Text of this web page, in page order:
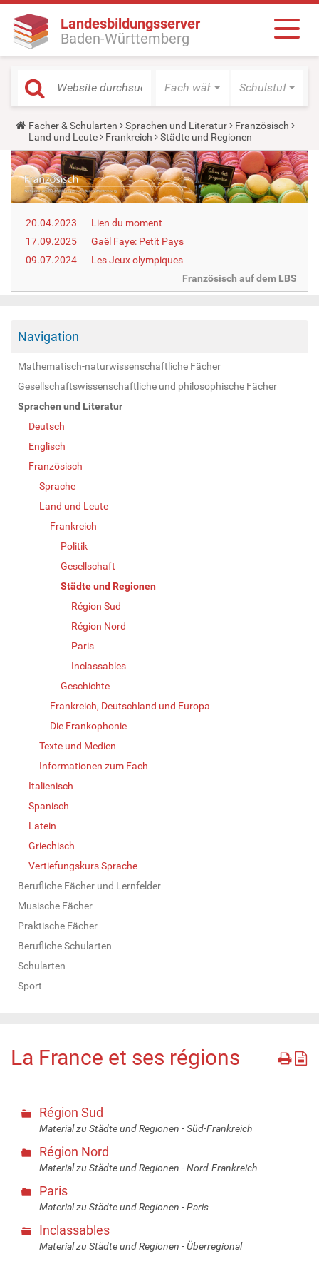
Landesbildungsserver
Baden-Württemberg
Fach wählen Schulstufe
Y
o
u
a
r
e
h
e
e
:
Fächer & Schularten Sprachen und Literatur
Französisch
Land und Leute
Frankreich Städte und Regionen
20.04.2023
Lien du moment
17.09.2025
Gaël Faye: Petit Pays
09.07.2024
Les Jeux olympiques
Französisch auf dem LBS
Navigation
Mathematisch-naturwissenschaftliche Fächer
Gesellschaftswissenschaftliche und philosophische Fächer
Sprachen und Literatur
Deutsch
Englisch
Französisch
Sprache
Land und Leute
Frankreich
Politik
Gesellschaft
Städte und Regionen
Région Sud
Région Nord
Paris
Inclassables
Geschichte
Frankreich, Deutschland und Europa
Die Frankophonie
Texte und Medien
Informationen zum Fach
Italienisch
Spanisch
Latein
Griechisch
Vertiefungskurs Sprache
Berufliche Fächer und Lernfelder
Musische Fächer
Praktische Fächer
Berufliche Schularten
Schularten
Sport
La France et ses régions
Région Sud
Material zu Städte und Regionen - Süd-Frankreich
Région Nord
Material zu Städte und Regionen - Nord-Frankreich
Paris
Material zu Städte und Regionen - Paris
Inclassables
Material zu Städte und Regionen - Überregional